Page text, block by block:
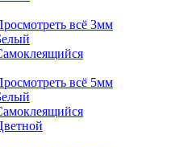
всё 3мм
всё 5мм